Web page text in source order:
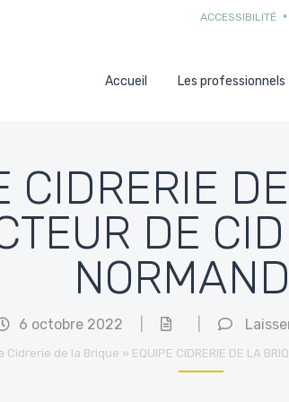
ACCESSIBILITÉ
Accueil Les professionnels
CIDRERIE
DE
6 octobre 2022
Cidrerie de la Brique » EQUIPE CIDRERIE DE LA